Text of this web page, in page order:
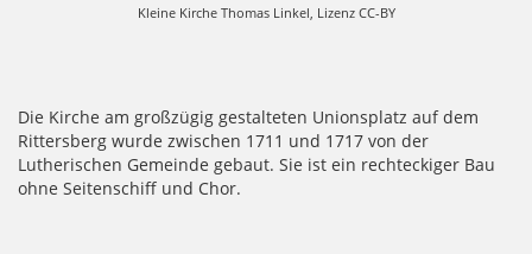
Kleine Kirche Thomas Linkel, Lizenz CC-BY
Die Kirche am großzügig gestalteten Unionsplatz auf dem
Rittersberg wurde zwischen 1711 und 1717 von der
Lutherischen Gemeinde gebaut. Sie ist ein rechteckiger Bau
ohne Seitenschiff und Chor.